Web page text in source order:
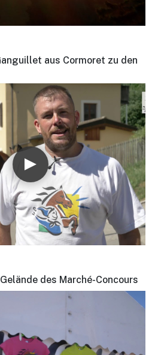
aus Cormoret zu den
des Marché-Concours